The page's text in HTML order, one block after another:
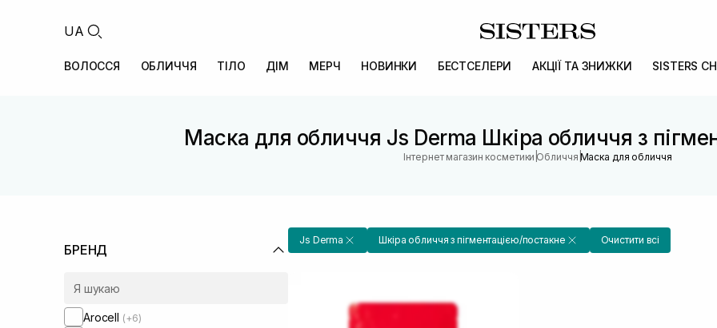
UA
ВОЛОССЯ ОБЛИЧЧЯ ТІЛО ДІМ МЕРЧ НОВИНКИ БЕСТСЕЛЕРИ АКЦІЇ ТА ЗНИЖКИ SISTERS
Маска для обличчя Js Derma Шкіра обличчя з
Інтернет магазин косметики |Обличчя |Маска для обличчя
БРЕНД
Arocell (+6)
Js Derma Шкіра обличчя з пігментацією/постакне Очистити всі